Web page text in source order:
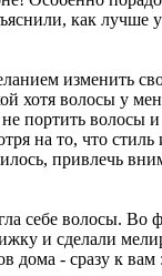
как лучше
изменить
хотя волосы у
портить волосы
на то, что стиль
привлечь
себе волосы. Во
и сделали
дома - сразу к вам